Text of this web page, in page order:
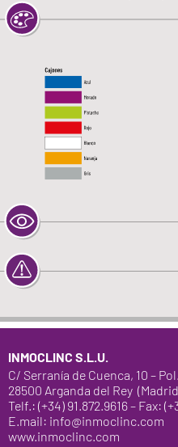
INMOCLINC S.L.U.
C/ Serranía de Cuenca, 10 –
28500 Arganda del Rey
Telf.: (+34) 91.872.9616 – Fax:
E.mail: info@inmoclinc.com
www.inmoclinc.com